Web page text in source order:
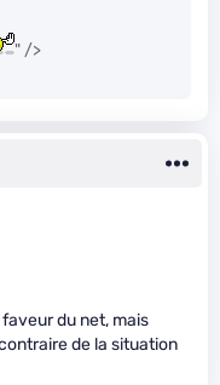
" />
du net, mais
de la situation